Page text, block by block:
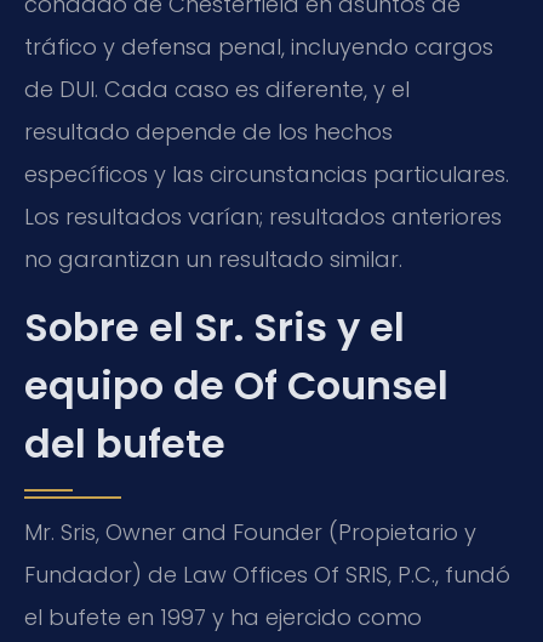
tráfico y defensa penal, incluyendo cargos
de DUI. Cada caso es diferente, y el
resultado depende de los hechos
específicos y las circunstancias particulares.
Los resultados varían; resultados anteriores
no garantizan un resultado similar.
Sobre el Sr. Sris y el
equipo de Of Counsel
del bufete
Mr. Sris, Owner and Founder (Propietario y
Fundador) de Law Offices Of SRIS, P.C., fundó
el bufete en 1997 y ha ejercido como